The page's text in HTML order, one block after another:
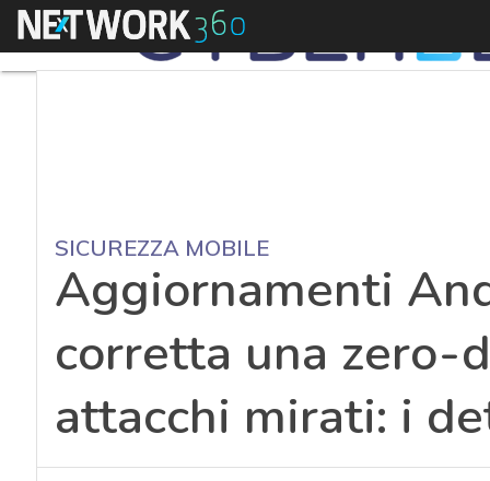
Menu
SICUREZZA MOBILE
Aggiornamenti
corretta una zero-
attacchi mirati: i